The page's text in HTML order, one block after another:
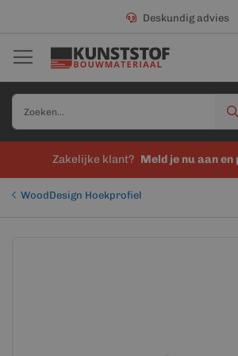
Deskundig advies
Zakelijke klant? Meld je nu aan
WoodDesign Hoekprofiel